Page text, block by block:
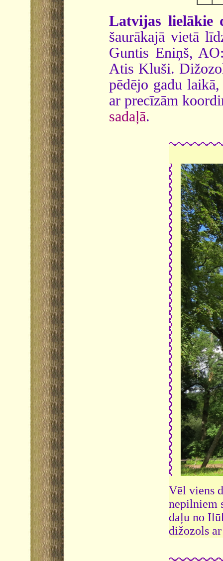
Latvijas lielākie
šaurākajā vietā
Guntis Eniņš,
Atis Kluši.
pēdējo gadu
ar precīzām
sadaļā.
Vēl viens
nepilniem
daļu no
dižozols